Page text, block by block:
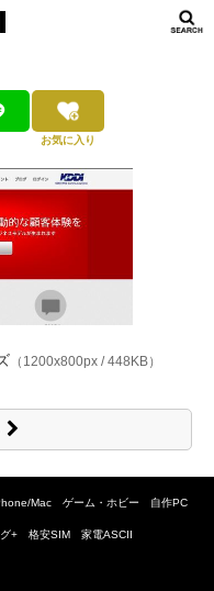
お気に入り
（1200x800px / 448KB）
Mac ゲーム・ホビー 自作PC
+ 格安SIM 家電ASCII